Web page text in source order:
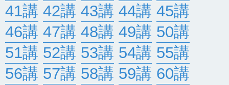
41講 42講 43講 44講 45講
46講 47講 48講 49講 50講
51講 52講 53講 54講 55講
56講 57講 58講 59講 60講